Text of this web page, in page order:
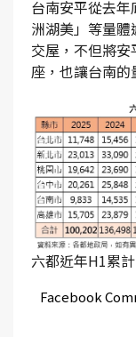
台南安平從去
洲湖美」等量
交屋，不但將
座，也讓台南的
六都近年H1累
Facebook